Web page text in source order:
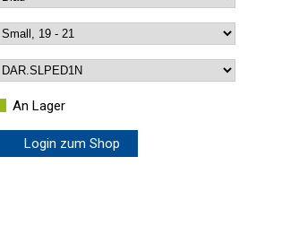
An Lager
Login zum Shop